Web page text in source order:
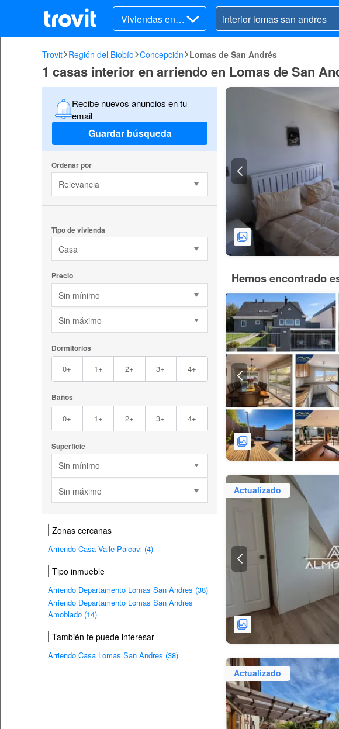
Viviendas en ar
riendo
Trovit Región del Biobío Concepción Lomas de San Andrés
1 casas interior en arriendo en Lomas de San
Recibe nuevos anuncios en tu
email
Guardar búsqueda
Ordenar por
Relevancia
Tipo de vivienda
Casa
Precio
Sin mínimo
Sin máximo
Dormitorios
0+ 1+ 2+ 3+ 4+
Baños
0+ 1+ 2+ 3+ 4+
Superficie
Sin mínimo
Sin máximo
Zonas cercanas
Arriendo Casa Valle Paicavi (4)
Tipo inmueble
Arriendo Departamento Lomas San Andres (38)
Arriendo Departamento Lomas San Andres
Amoblado (14)
También te puede interesar
Arriendo Casa Lomas San Andres (38)
Hemos encontrado
Actualizado
Actualizado